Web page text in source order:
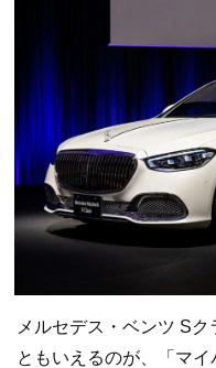
メルセデス・ベンツ S
ともいえるのが、「マ